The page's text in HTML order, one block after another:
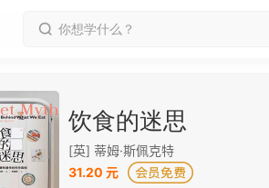
饮食的迷思
[英] 蒂姆·斯佩克特
31.20 元